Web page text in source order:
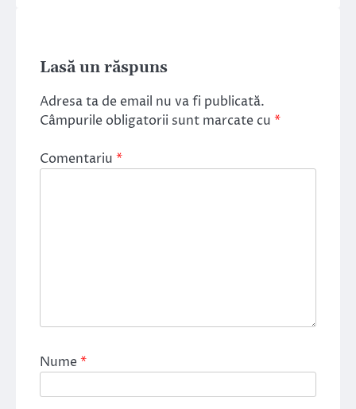
Lasă un răspuns
Adresa ta de email nu va fi publicată.
Câmpurile obligatorii sunt marcate cu *
Comentariu *
Nume*